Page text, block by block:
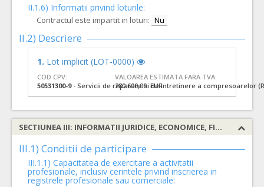
II.1.6) Informatii privind loturile:
Contractul este impartit in loturi: Nu
II.2) Descriere
1. Lot implicit (LOT-0000)
COD CPV:
50531300-9- Servicii de reparare si de intretinere a compresoarelor
VALOAREA ESTIMATA FARA TVA:
280.600,00 EUR
SECTIUNEA III: INFORMATII JURIDICE, ECONOMICE, FINANCIARE SI TEHNICE
III.1) Conditii de participare
III.1.1) Capacitatea de exercitare a activitatii
profesionale, inclusiv cerintele privind inscrierea in
registrele profesionale sau comerciale: